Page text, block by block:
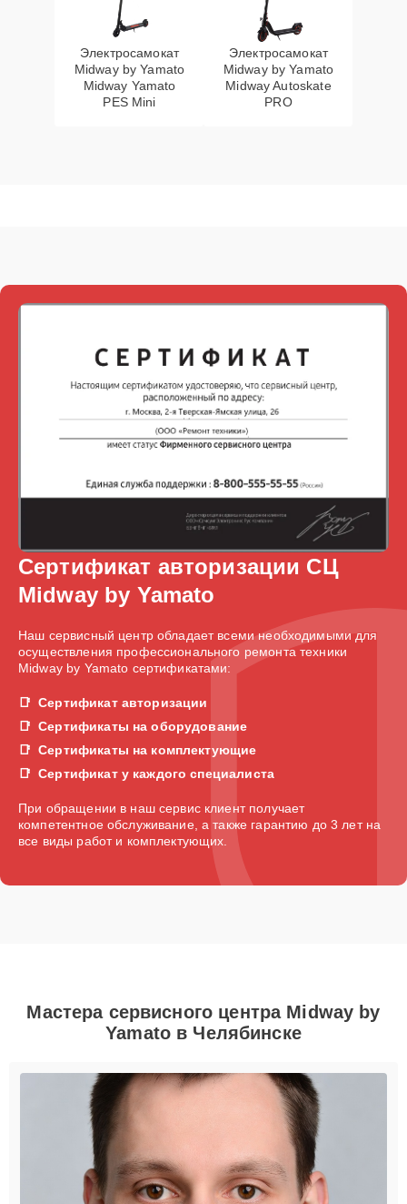
Электросамокат
Midway by Yamato
Midway Yamato
PES Mini
Электросамокат
Midway by Yamato
Midway Autoskate
PRO
Сертификат авторизации СЦ
Midway by Yamato
Наш сервисный центр обладает всеми необходимыми для
осуществления профессионального ремонта техники
Midway by Yamato сертификатами:
Сертификат авторизации
Сертификаты на оборудование
Сертификаты на комплектующие
Сертификат у каждого специалиста
При обращении в наш сервис клиент получает
компетентное обслуживание, а также гарантию до 3 лет на
все виды работ и комплектующих.
Мастера сервисного центра Midway by
Yamato в Челябинске